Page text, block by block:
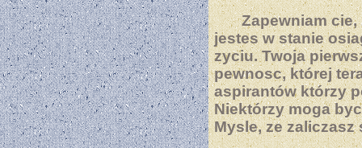
Zapewniam
jestes w stanie
zyciu. Twoja
pewnosc, której
aspirantów którzy
Niektórzy moga
Mysle, ze